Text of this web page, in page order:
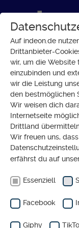
Was bedeutet
die Menschen
du
zu Themen,
bis zu
Wir zeigen,
Auf indeon.de
Drittanbieter-
wir, um die Website
einzubinden und
wir die Leistung
den bestmöglichen
Wir weisen dich
Internetseite
Drittland
Wir freuen uns,
erfährst du auf
Essenziell
Facebook
Giphy